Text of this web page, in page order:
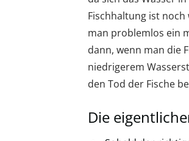
Fischhaltung ist noch
man problemlos ein
dann, wenn man die
niedrigerem
den Tod der Fische
Die